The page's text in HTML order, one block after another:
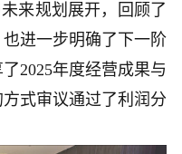
来规划展开，回顾了
进一步明确了下一阶
2025年度经营成果与
式审议通过了利润分